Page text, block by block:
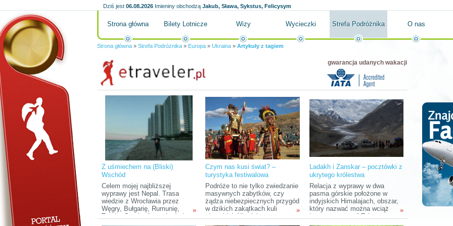
Dziś jest 06.08.2026 Imieniny obchodzą Jakub, Sława, Sykstus, Felicysym
Strona główna Bilety Lotnicze Wizy Wycieczki Strefa Podróżnika O nas
Strona główna » Strefa Podróżnika » Europa » Ukraina » Artykuły z tagiem
gwarancja udanych wakacji
Z uśmiechem na (Bliski)
Wschód
Celem mojej najbliższej
wyprawy jest Nepal. Trasa
wiedzie z Wrocławia przez
Węgry, Bułgarię, Rumunię,
Turcję, Gruzję, Armenię, Irak
»
Czym nas kusi świat? –
turystyka festiwalowa
Podróże to nie tylko zwiedzanie
masywnych zabytków, czy
żądza niebezpiecznych przygód
w dzikich zakątkach kuli
ziemskiej. Niewielu
»
Ladakh i Zanskar – pocztówki z
ukrytego królestwa
Relacja z wyprawy w dwa
pasma górskie położone w
indyjskich Himalajach, obszar,
który nazwać można wciąż
jeszcze „żywym” Tybetem, a
»